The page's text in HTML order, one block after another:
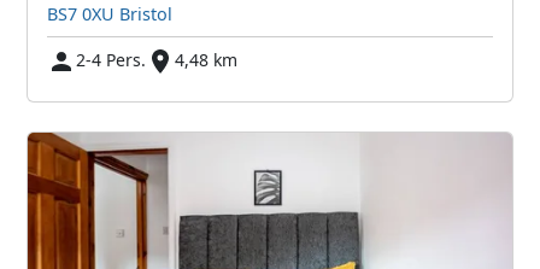
BS7 0XU Bristol
2-4 Pers.
4,48 km